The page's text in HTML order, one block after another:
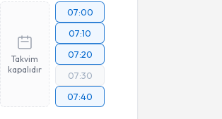
Takvim
kapalıdır
07:00
07:10
07:20
07:30
07:40